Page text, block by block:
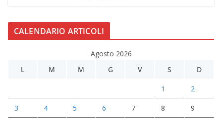
CALENDARIO ARTICOLI
Agosto 2026
L
M M G V S D
1 2
3 4 5 6 7 8 9